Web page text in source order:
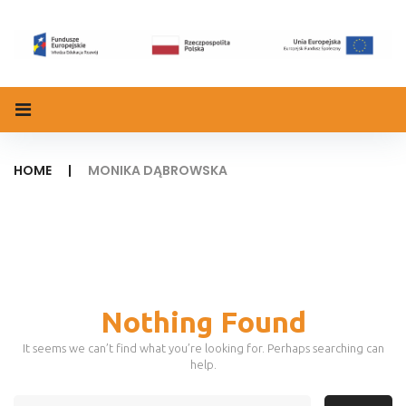
content
HOME | MONIKA DĄBROWSKA
Nothing Found
It seems we can’t find what you’re looking for. Perhaps searching can
help.